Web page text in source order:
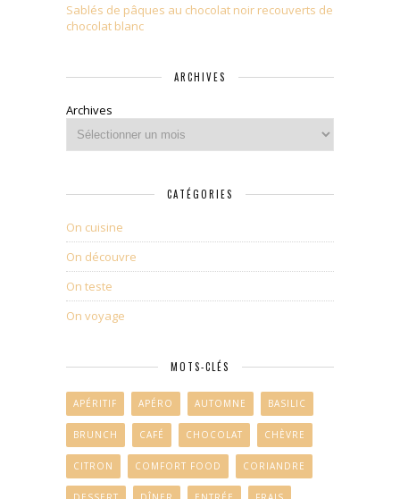
Sablés de pâques au chocolat noir recouverts de
chocolat blanc
ARCHIVES
Archives
CATÉGORIES
On cuisine
On découvre
On teste
On voyage
MOTS-CLÉS
APÉRITIF APÉRO AUTOMNE BASILIC
BRUNCH CAFÉ CHOCOLAT CHÈVRE
CITRON COMFORT FOOD CORIANDRE